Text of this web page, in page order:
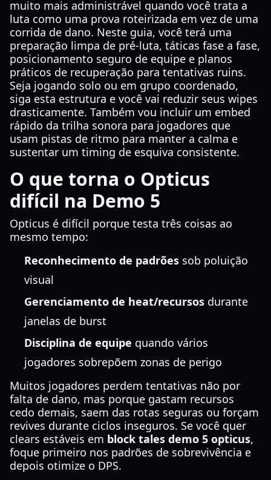
muito mais administrável quando você trata a
luta como uma prova roteirizada em vez de uma
corrida de dano. Neste guia, você terá uma
preparação limpa de pré-luta, táticas fase a fase,
posicionamento seguro de equipe e planos
práticos de recuperação para tentativas ruins.
Seja jogando solo ou em grupo coordenado,
siga esta estrutura e você vai reduzir seus wipes
drasticamente. Também vou incluir um embed
rápido da trilha sonora para jogadores que
usam pistas de ritmo para manter a calma e
sustentar um timing de esquiva consistente.
O que torna o Opticus
difícil na Demo 5
Opticus é difícil porque testa três coisas ao
mesmo tempo:
Reconhecimento de padrões sob poluição
visual
Gerenciamento de heat/recursos durante
janelas de burst
Disciplina de equipe quando vários
jogadores sobrepõem zonas de perigo
Muitos jogadores perdem tentativas não por
falta de dano, mas porque gastam recursos
cedo demais, saem das rotas seguras ou forçam
revives durante ciclos inseguros. Se você quer
clears estáveis em block tales demo 5 opticus,
foque primeiro nos padrões de sobrevivência e
depois otimize o DPS.